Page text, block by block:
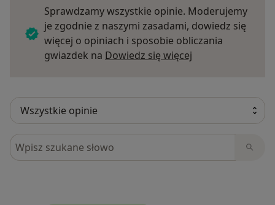
Sprawdzamy wszystkie opinie. Moderujemy
je zgodnie z naszymi zasadami, dowiedz się
więcej o opiniach i sposobie obliczania
gwiazdek na Dowiedz się więcej
Szukaj w opiniach